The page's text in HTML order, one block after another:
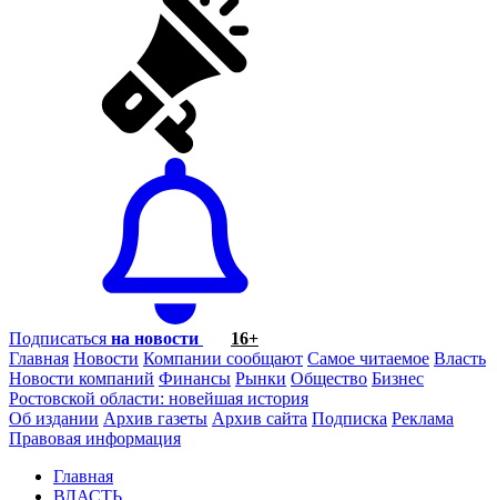
Подписаться на новости
16+
Главная Новости Компании сообщают Самое читаемое Власть
Новости компаний Финансы Рынки Общество Бизнес
Ростовской области: новейшая история
Об издании Архив газеты Архив сайта Подписка Реклама
Правовая информация
Главная
ВЛАСТЬ